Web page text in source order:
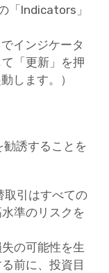
「Indicators」
インジケータ
「更新」を押
します。）
誘することを
取引はすべての
準のリスクを
の可能性を生
前に、投資目